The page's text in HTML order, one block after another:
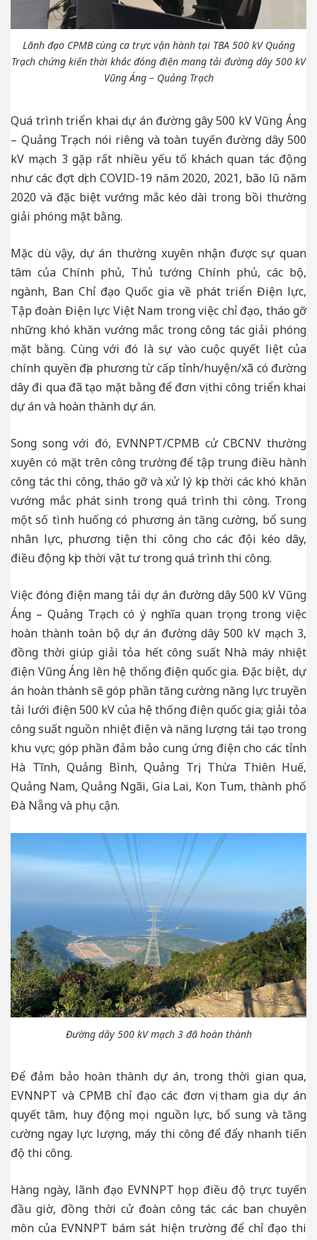
Lãnh đạo CPMB cùng ca trực vận hành tại TBA 500 kV Quảng
Trạch chứng kiến thời khắc đóng điện mang tải đường dây 500 kV
Vũng Áng – Quảng Trạch
Quá trình triển khai dự án đường gây 500 kV Vũng Áng
– Quảng Trạch nói riêng và toàn tuyến đường dây 500
kV mạch 3 gặp rất nhiều yếu tố khách quan tác động
như các đợt dịch COVID-19 năm 2020, 2021, bão lũ năm
2020 và đặc biệt vướng mắc kéo dài trong bồi thường
giải phóng mặt bằng.
Mặc dù vậy, dự án thường xuyên nhận được sự quan
tâm của Chính phủ, Thủ tướng Chính phủ, các bộ,
ngành, Ban Chỉ đạo Quốc gia về phát triển Điện lực,
Tập đoàn Điện lực Việt Nam trong việc chỉ đạo, tháo gỡ
những khó khăn vướng mắc trong công tác giải phóng
mặt bằng. Cùng với đó là sự vào cuộc quyết liệt của
chính quyền địa phương từ cấp tỉnh/huyện/xã có đường
dây đi qua đã tạo mặt bằng để đơn vị thi công triển khai
dự án và hoàn thành dự án.
Song song với đó, EVNNPT/CPMB cử CBCNV thường
xuyên có mặt trên công trường để tập trung điều hành
công tác thi công, tháo gỡ và xử lý kịp thời các khó khăn
vướng mắc phát sinh trong quá trình thi công. Trong
một số tình huống có phương án tăng cường, bổ sung
nhân lực, phương tiện thi công cho các đội kéo dây,
điều động kịp thời vật tư trong quá trình thi công.
Việc đóng điện mang tải dự án đường dây 500 kV Vũng
Áng – Quảng Trạch có ý nghĩa quan trọng trong việc
hoàn thành toàn bộ dự án đường dây 500 kV mạch 3,
đồng thời giúp giải tỏa hết công suất Nhà máy nhiệt
điện Vũng Áng lên hệ thống điện quốc gia. Đặc biệt, dự
án hoàn thành sẽ góp phần tăng cường năng lực truyền
tải lưới điện 500 kV của hệ thống điện quốc gia; giải tỏa
công suất nguồn nhiệt điện và năng lượng tái tạo trong
khu vực; góp phần đảm bảo cung ứng điện cho các tỉnh
Hà Tĩnh, Quảng Bình, Quảng Trị, Thừa Thiên Huế,
Quảng Nam, Quảng Ngãi, Gia Lai, Kon Tum, thành phố
Đà Nẵng và phụ cận.
Đường dây 500 kV mạch 3 đã hoàn thành
Để đảm bảo hoàn thành dự án, trong thời gian qua,
EVNNPT và CPMB chỉ đạo các đơn vị tham gia dự án
quyết tâm, huy động mọi nguồn lực, bổ sung và tăng
cường ngay lực lượng, máy thi công để đẩy nhanh tiến
độ thi công.
Hàng ngày, lãnh đạo EVNNPT họp điều độ trực tuyến
đầu giờ, đồng thời cử đoàn công tác các ban chuyên
môn của EVNNPT bám sát hiện trường để chỉ đạo thi